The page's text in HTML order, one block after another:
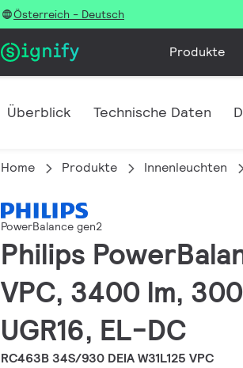
Österreich - Deutsch
Produkte
Überblick Technische Daten
Home Produkte Innenleuchten
PowerBalance gen2
Philips
VPC, 3400 lm,
UGR16, EL-DC
RC463B 34S/930 DEIA W31L125 VPC